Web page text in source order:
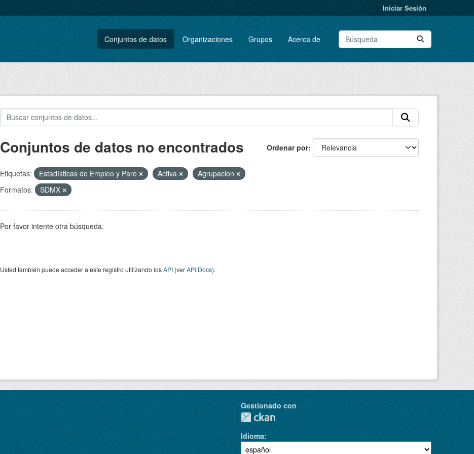
Iniciar Sesión
Conjuntos de datos Organizaciones Grupos Acerca de
Ordenar por
Conjuntos de datos no encontrados
Etiquetas: Estadísticas de Empleo y Paro Activa
Agrupacion
Formatos:
SDMX
Por favor intente otra búsqueda.
Usted también puede acceder a este registro utilizando losAPI(verAPI Docs).
Gestionado con
Idioma